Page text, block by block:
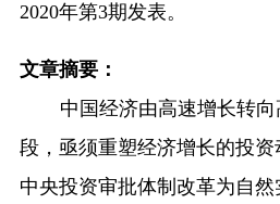
2020年第3期发表。
文章摘要：
中国经济由高速增长转
段，亟须重塑经济增长的投资
中央投资审批体制改革为自